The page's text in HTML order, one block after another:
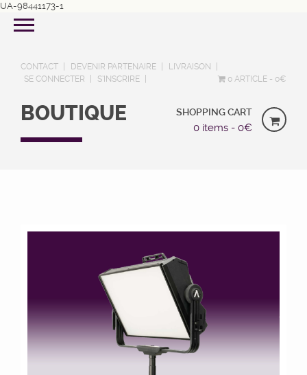
UA-98441173-1
CONTACT DEVENIR PARTENAIRE
LIVRAISON
SE CONNECTER
S’INSCRIRE 0 ARTICLE 0€
BOUTIQUE SHOPPING CART
0 items - 0€